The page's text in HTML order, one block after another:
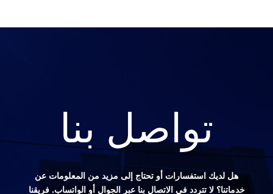
تواصل بنا
هل لديك استفسارات أو تحتاج إلى مزيد من المعلومات عن
خدماتنا؟ لا تتردد في الاتصال بنا عبر الجوال أو الواتساب. فريقنا